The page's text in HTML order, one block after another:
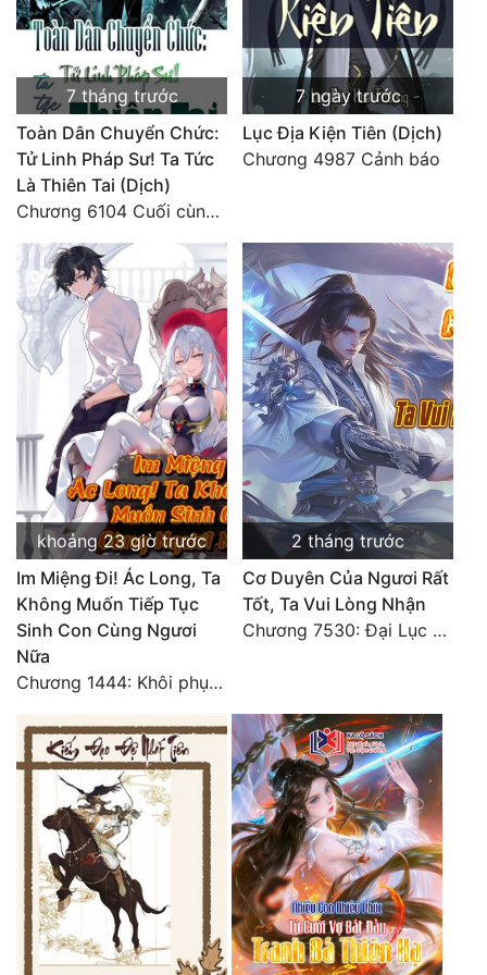
Quân Sự
Sảng Văn
Sắc
Sủng
Thanh Xuân
Tiên Hiệp
Tiểu Thuyết
Trinh Thám
Triều Đấu
Trùng Sinh
Trọng Sinh
Tu Chân
Tu Tiên
Tội Phạm
Vô Địch
Võ Hiệp
Võng Du
Xuyên Không
Xuyên Nhanh
Xuyên Sách
Xuyên Thư
Điền Văn
7 tháng trước
Toàn Dân Chuyển Chức:
Tử Linh Pháp Sư! Ta Tức
Là Thiên Tai (Dịch)
Chương 6104 Cuối cùng (HẾT)
7 ngày trước
Lục Địa Kiện Tiên (Dịch)
Chương 4987 Cảnh báo
khoảng 23 giờ trước
Im Miệng Đi! Ác Long, Ta
Không Muốn Tiếp Tục
Sinh Con Cùng Ngươi
Nữa
Chương 1444: Khôi phục quỹ đạo
2 tháng trước
Cơ Duyên Của Ngươi Rất
Tốt, Ta Vui Lòng Nhận
Chương 7530: Đại Lục Khởi Nguyên – Kiến Thành 71